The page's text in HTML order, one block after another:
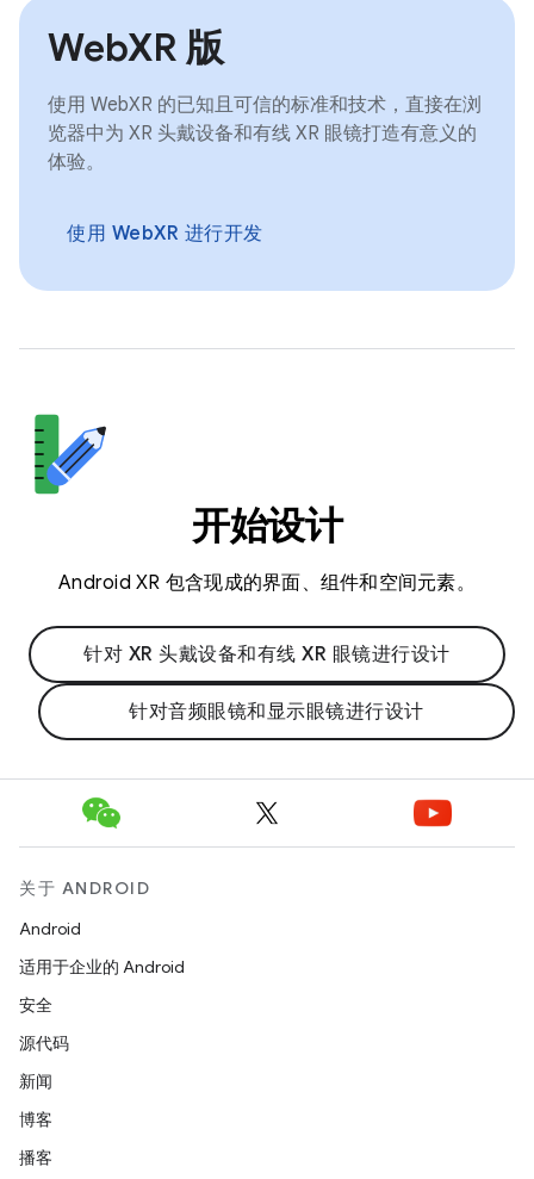
WebXR 版
使用 WebXR 的已知且可信的标准和技术，直接在浏
览器中为 XR 头戴设备和有线 XR 眼镜打造有意义的
体验。
使用 WebXR 进行开发
开始设计
Android XR 包含现成的界面、组件和空间元素。
针对 XR 头戴设备和有线 XR 眼镜进行设计
针对音频眼镜和显示眼镜进行设计
关于 ANDROID
Android
适用于企业的 Android
安全
源代码
新闻
博客
播客